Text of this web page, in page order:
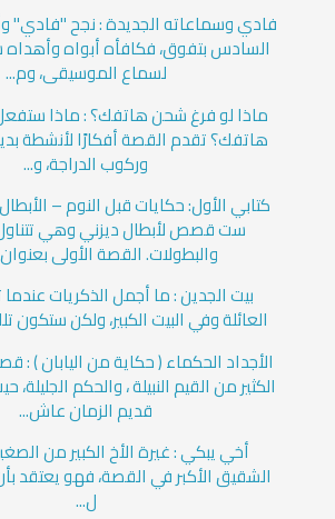
فادي وسماعاته الجديدة : نجح
السادس بتفوق، فكافأه أبواه
لسماع الموسيقى، وم...
ماذا لو فرغ شحن هاتفك؟ : ماذا
هاتفك؟ تقدم القصة أفكارًا لأنشطة
وركوب الدراجة، و...
كتابي الأول: حكايات قبل النوم –
ست قصص لأبطال ديزني وهي
والبطولات. القصة الأولى
بيت الجدين : ما أجمل الذكريات عندما
العائلة وفي البيت الكبير، ولكن ستكون
الأجداد الحكماء ( حكاية من اليابان ) :
الكثير من القيم النبيلة ، والحكم
قديم الزمان عاش...
أخي يبكي : غيرة الأخ الكبير من
الشقيق الأكبر في القصة، فهو يعتقد
ل...